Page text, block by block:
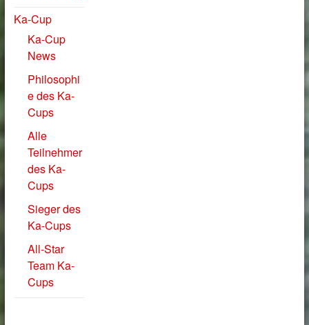
Ka-Cup
Ka-Cup
News
Philosophi
e des Ka-
Cups
Alle
Teilnehmer
des Ka-
Cups
Sieger des
Ka-Cups
All-Star
Team Ka-
Cups